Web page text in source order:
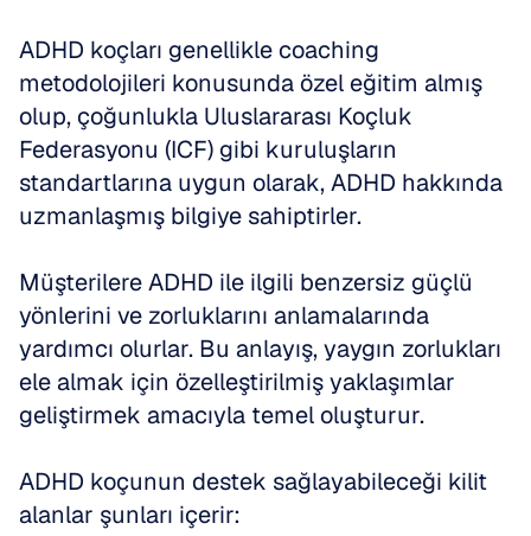
ADHD koçları genellikle coaching
metodolojileri konusunda özel eğitim almış
olup, çoğunlukla Uluslararası Koçluk
Federasyonu (ICF) gibi kuruluşların
standartlarına uygun olarak, ADHD hakkında
uzmanlaşmış bilgiye sahiptirler.
Müşterilere ADHD ile ilgili benzersiz güçlü
yönlerini ve zorluklarını anlamalarında
yardımcı olurlar. Bu anlayış, yaygın zorlukları
ele almak için özelleştirilmiş yaklaşımlar
geliştirmek amacıyla temel oluşturur.
ADHD koçunun destek sağlayabileceği kilit
alanlar şunları içerir: